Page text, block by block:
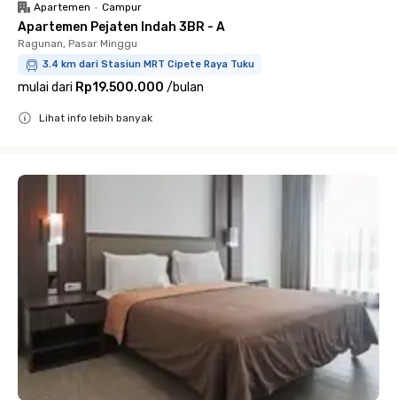
Apartemen • Campur
Apartemen Pejaten Indah 3BR - A
Ragunan, Pasar Minggu
3.4 km dari Stasiun MRT Cipete Raya Tuku
mulai dari Rp19.500.000 /bulan
Lihat info lebih banyak